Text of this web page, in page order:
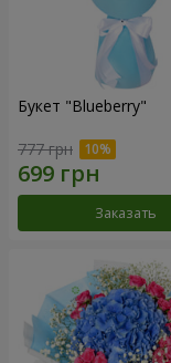
Букет "Blueberry"
777 грн
Заказать